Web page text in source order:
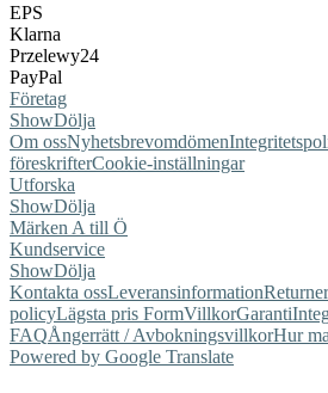
EPS
Klarna
Przelewy24
PayPal
Företag
ShowDölja
Om ossNyhetsbrevomdömen
föreskrifterCookie-inställningar
Utforska
ShowDölja
Märken A till Ö
Kundservice
ShowDölja
Kontakta ossLeveransinformation
policyLägsta pris FormVillkorGaranti
FAQÅngerrätt / AvbokningsvillkorHur
Powered by Google Translate